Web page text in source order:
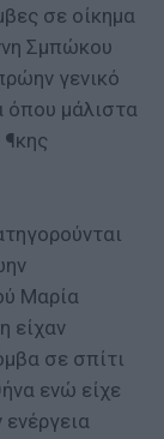
σε οίκημα
Σμπώκου
γενικό
όπου μάλιστα
Μαρία
είχαν
σε σπίτι
ενώ είχε